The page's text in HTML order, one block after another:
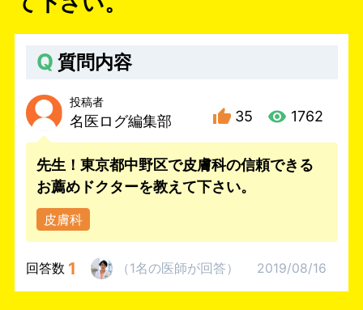
Q 質問内容
投稿者
名医ログ編集部 35 1762
先生！東京都中野区で皮膚科の信頼できる
お薦めドクターを教えて下さい。
皮膚科
回答数 1 （1名の医師が回答） 2019/08/16